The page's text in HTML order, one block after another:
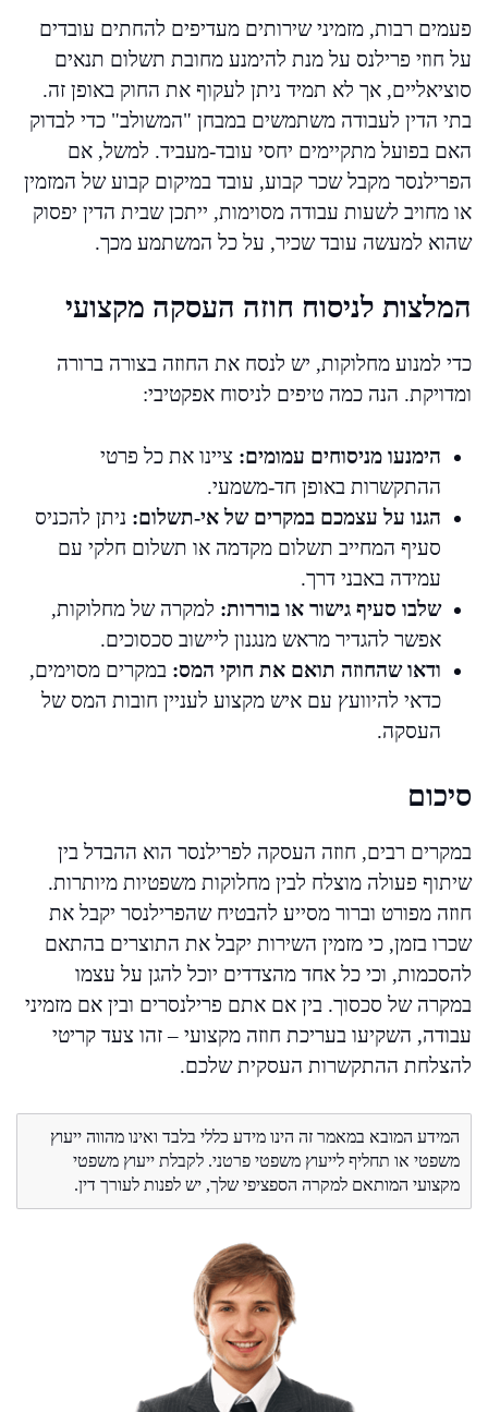
פעמים רבות, מזמיני שירותים מעדיפים להחתים עובדים
על חוזי פרילנס על מנת להימנע מחובת תשלום תנאים
סוציאליים, אך לא תמיד ניתן לעקוף את החוק באופן זה.
בתי הדין לעבודה משתמשים במבחן "המשולב" כדי לבדוק
האם בפועל מתקיימים יחסי עובד-מעביד. למשל, אם
הפרילנסר מקבל שכר קבוע, עובד במיקום קבוע של המזמין
או מחויב לשעות עבודה מסוימות, ייתכן שבית הדין יפסוק
שהוא למעשה עובד שכיר, על כל המשתמע מכך.
המלצות לניסוח חוזה העסקה מקצועי
כדי למנוע מחלוקות, יש לנסח את החוזה בצורה ברורה
ומדויקת. הנה כמה טיפים לניסוח אפקטיבי:
הימנעו מניסוחים עמומים: ציינו את כל פרטי
ההתקשרות באופן חד-משמעי.
הגנו על עצמכם במקרים של אי-תשלום: ניתן להכניס
סעיף המחייב תשלום מקדמה או תשלום חלקי עם
עמידה באבני דרך.
שלבו סעיף גישור או בוררות: למקרה של מחלוקות,
אפשר להגדיר מראש מנגנון ליישוב סכסוכים.
ודאו שהחוזה תואם את חוקי המס: במקרים מסוימים,
כדאי להיוועץ עם איש מקצוע לעניין חובות המס של
העסקה.
סיכום
במקרים רבים, חוזה העסקה לפרילנסר הוא ההבדל בין
שיתוף פעולה מוצלח לבין מחלוקות משפטיות מיותרות.
חוזה מפורט וברור מסייע להבטיח שהפרילנסר יקבל את
שכרו בזמן, כי מזמין השירות יקבל את התוצרים בהתאם
להסכמות, וכי כל אחד מהצדדים יוכל להגן על עצמו
במקרה של סכסוך. בין אם אתם פרילנסרים ובין אם מזמיני
עבודה, השקיעו בעריכת חוזה מקצועי – זהו צעד קריטי
להצלחת ההתקשרות העסקית שלכם.
המידע המובא במאמר זה הינו מידע כללי בלבד ואינו מהווה ייעוץ
משפטי או תחליף לייעוץ משפטי פרטני. לקבלת ייעוץ משפטי
מקצועי המותאם למקרה הספציפי שלך, יש לפנות לעורך דין.